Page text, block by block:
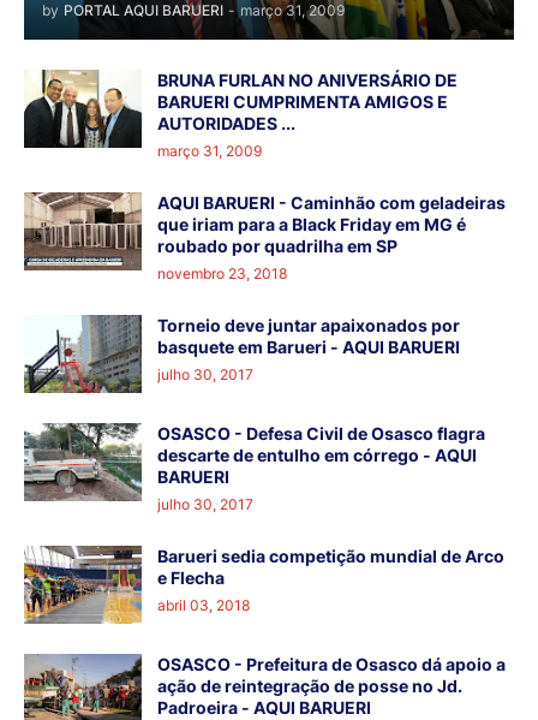
by PORTAL AQUI BARUERI - março 31, 2009
BRUNA FURLAN NO ANIVERSÁRIO DE
BARUERI CUMPRIMENTA AMIGOS E
AUTORIDADES ...
março 31, 2009
AQUI BARUERI - Caminhão com geladeiras
que iriam para a Black Friday em MG é
roubado por quadrilha em SP
novembro 23, 2018
Torneio deve juntar apaixonados por
basquete em Barueri - AQUI BARUERI
julho 30, 2017
OSASCO - Defesa Civil de Osasco flagra
descarte de entulho em córrego - AQUI
BARUERI
julho 30, 2017
Barueri sedia competição mundial de Arco
e Flecha
abril 03, 2018
OSASCO - Prefeitura de Osasco dá apoio a
ação de reintegração de posse no Jd.
Padroeira - AQUI BARUERI